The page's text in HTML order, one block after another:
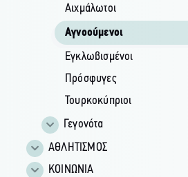
Αιχμάλωτοι
Αγνοούμενοι
Εγκλωβισμένοι
Πρόσφυγες
Τουρκοκύπριοι
Γεγονότα
ΑΘΛΗΤΙΣΜΟΣ
ΚΟΙΝΩΝΙΑ